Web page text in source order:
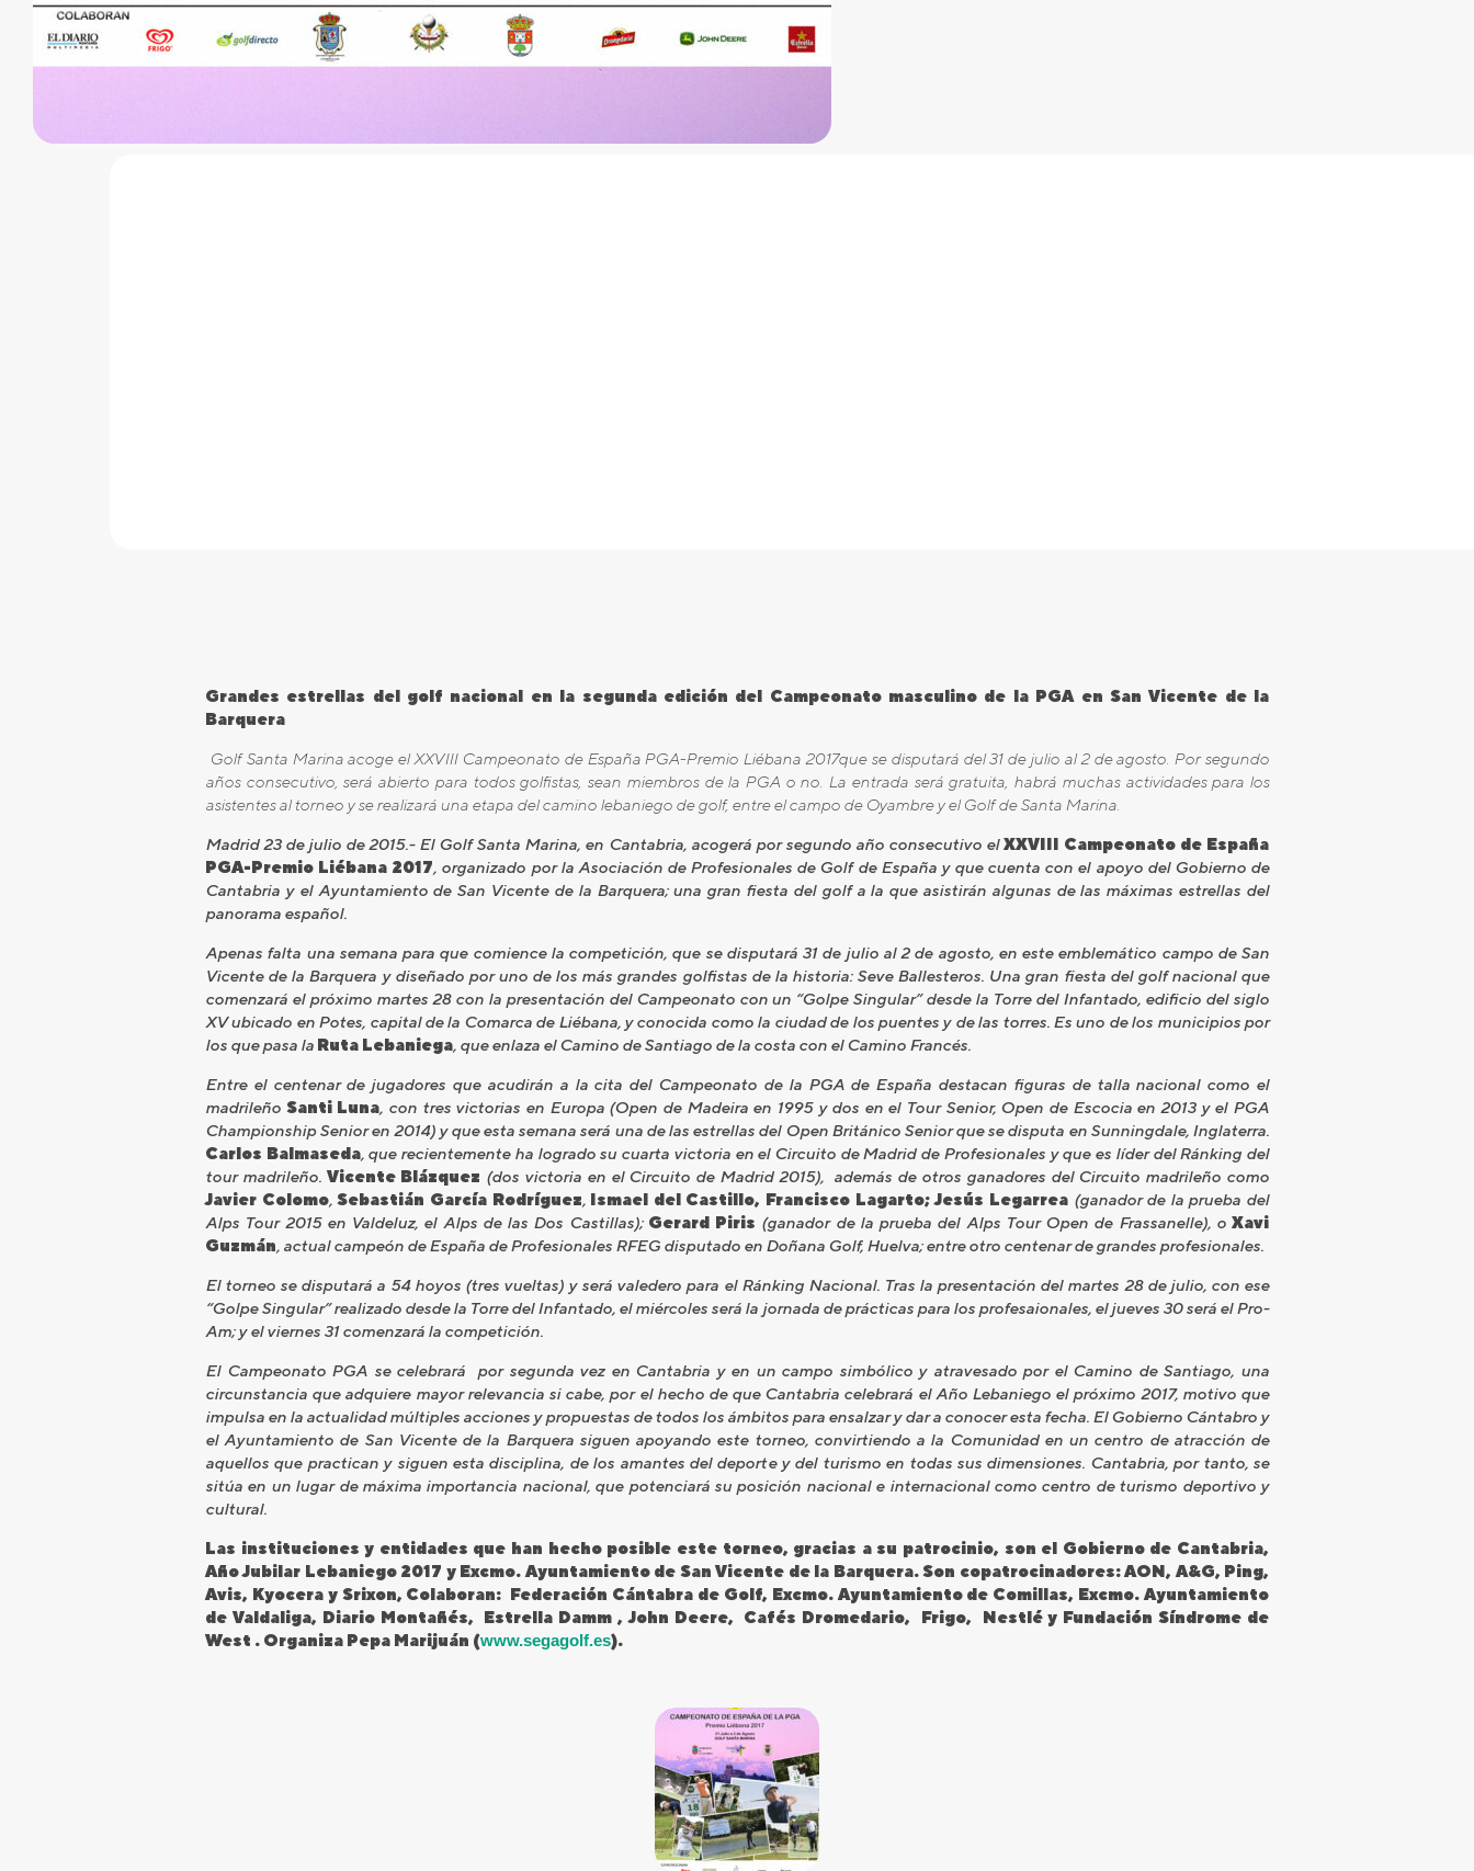
Grandes estrellas del golf nacional en la segunda edición del Campeonato masculino de la PGA en San Vicente de la
Barquera
Golf Santa Marina acoge el XXVIII Campeonato de España PGA-Premio Liébana 2017que se disputará del 31 de julio al 2 de agosto. Por segundo
años consecutivo, será abierto para todos golfistas, sean miembros de la PGA o no. La entrada será gratuita, habrá muchas actividades para los
asistentes al torneo y se realizará una etapa del camino lebaniego de golf, entre el campo de Oyambre y el Golf de Santa Marina.
Madrid 23 de julio de 2015.- El Golf Santa Marina, en Cantabria, acogerá por segundo año consecutivo elXXVIII Campeonato de España
PGA-Premio Liébana 2017, organizado por la Asociación de Profesionales de Golf de España y que cuenta con el apoyo del Gobierno de
Cantabria y el Ayuntamiento de San Vicente de la Barquera; una gran fiesta del golf a la que asistirán algunas de las máximas estrellas del
panorama español.
Apenas falta una semana para que comience la competición, que se disputará 31 de julio al 2 de agosto, en este emblemático campo de San
Vicente de la Barquera y diseñado por uno de los más grandes golfistas de la historia: Seve Ballesteros. Una gran fiesta del golf nacional que
comenzará el próximo martes 28 con la presentación del Campeonato con un “Golpe Singular” desde la Torre del Infantado, edificio del siglo
XV ubicado en Potes, capital de la Comarca de Liébana, y conocida como la ciudad de los puentes y de las torres. Es uno de los municipios por
los que pasa la Ruta Lebaniega, que enlaza el Camino de Santiago de la costa con el Camino Francés.
Entre el centenar de jugadores que acudirán a la cita del Campeonato de la PGA de España destacan figuras de talla nacional como el
madrileño Santi Luna, con tres victorias en Europa (Open de Madeira en 1995 y dos en el Tour Senior, Open de Escocia en 2013 y el PGA
Championship Senior en 2014) y que esta semana será una de las estrellas del Open Británico Senior que se disputa en Sunningdale, Inglaterra.
Carlos Balmaseda, que recientemente ha logrado su cuarta victoria en el Circuito de Madrid de Profesionales y que es líder del Ránking del
tour madrileño. Vicente Blázquez (dos victoria en el Circuito de Madrid 2015), además de otros ganadores del Circuito madrileño como
Javier Colomo,Sebastián García Rodríguez, Ismael del Castillo, Francisco Lagarto; Jesús Legarrea (ganador de la prueba del
Alps Tour 2015 en Valdeluz, el Alps de las Dos Castillas); Gerard Piris (ganador de la prueba del Alps Tour Open de Frassanelle), o Xavi
Guzmán, actual campeón de España de Profesionales RFEG disputado en Doñana Golf, Huelva; entre otro centenar de grandes profesionales.
El torneo se disputará a 54 hoyos (tres vueltas) y será valedero para el Ránking Nacional. Tras la presentación del martes 28 de julio, con ese
“Golpe Singular” realizado desde la Torre del Infantado, el miércoles será la jornada de prácticas para los profesaionales, el jueves 30 será el Pro-
Am; y el viernes 31 comenzará la competición.
El Campeonato PGA se celebrará por segunda vez en Cantabria y en un campo simbólico y atravesado por el Camino de Santiago, una
circunstancia que adquiere mayor relevancia si cabe, por el hecho de que Cantabria celebrará el Año Lebaniego el próximo 2017, motivo que
impulsa en la actualidad múltiples acciones y propuestas de todos los ámbitos para ensalzar y dar a conocer esta fecha. El Gobierno Cántabro y
el Ayuntamiento de San Vicente de la Barquera siguen apoyando este torneo, convirtiendo a la Comunidad en un centro de atracción de
aquellos que practican y siguen esta disciplina, de los amantes del deporte y del turismo en todas sus dimensiones. Cantabria, por tanto, se
sitúa en un lugar de máxima importancia nacional, que potenciará su posición nacional e internacional como centro de turismo deportivo y
cultural.
Las instituciones y entidades que han hecho posible este torneo, gracias a su patrocinio, son el Gobierno de Cantabria,
Año Jubilar Lebaniego 2017 y Excmo. Ayuntamiento de San Vicente de la Barquera. Son copatrocinadores: AON, A&G, Ping,
Avis, Kyocera y Srixon, Colaboran: Federación Cántabra de Golf, Excmo. Ayuntamiento de Comillas, Excmo. Ayuntamiento
de Valdaliga, Diario Montañés, Estrella Damm , John Deere, Cafés Dromedario, Frigo, Nestlé y Fundación Síndrome de
West . Organiza Pepa Marijuán (www.segagolf.es).